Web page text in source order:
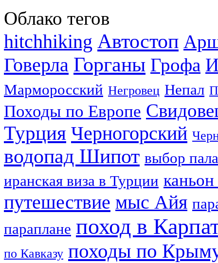
Облако тегов
hitchhiking Автостоп
Говерла Горганы Грофа
Марморосский Негровец Непал
Походы по Европе
Турция Черногорский
водопад Шипот выбор
иранская виза в Турции
путешествие мыс Айя
параплане поход в
по Кавказу походы по